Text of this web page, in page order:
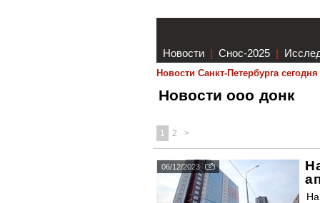
Новости | Снос-2025 |
Новости Санкт-Петербурга сегодня
Новости ооо донк
1 2 >
06/12/2023